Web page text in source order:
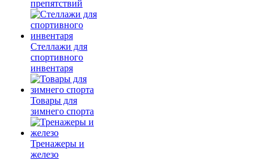
препятствий
Стеллажи для
спортивного
инвентаря
Товары для
зимнего спорта
Тренажеры и
железо